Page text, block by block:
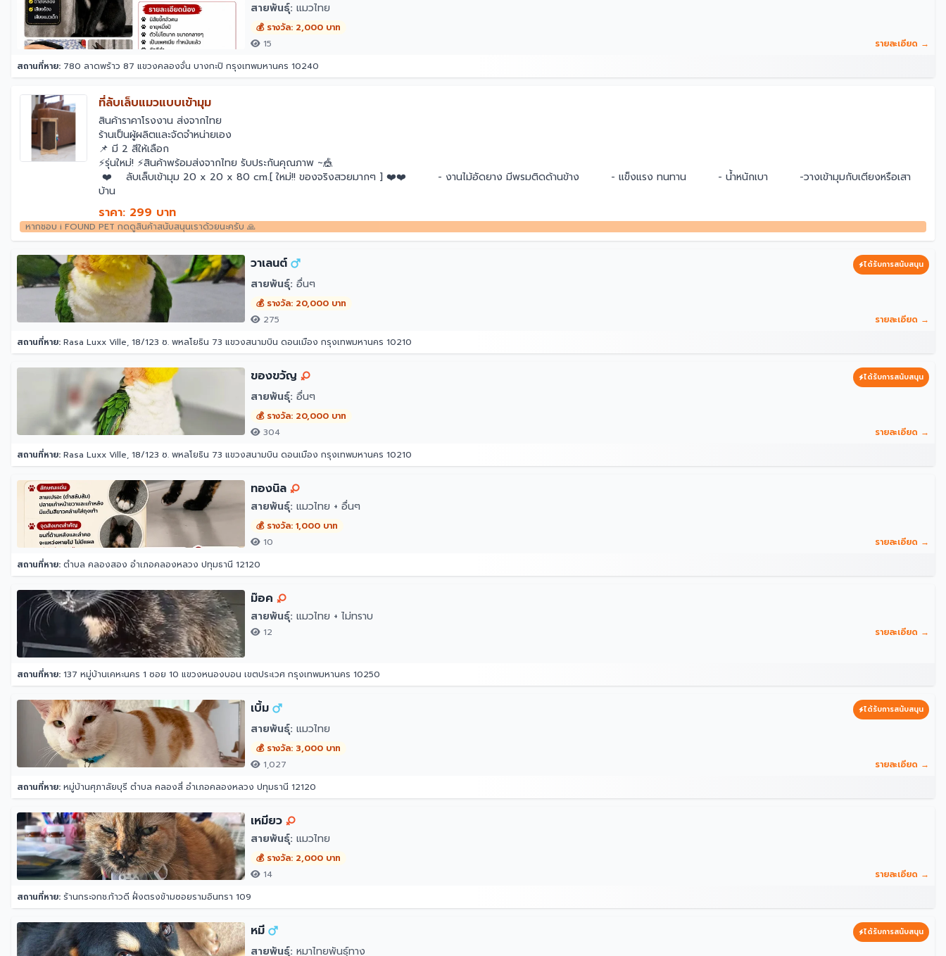
สายพันธุ์: แมวไทย
💰 รางวัล: 2,000 บาท
15
รายละเอียด →
สถานที่หาย: 780 ลาดพร้าว 87 แขวงคลองจั่น บางกะปิ กรุงเทพมหานคร 10240
ที่ลับเล็บแมวแบบเข้ามุม
สินค้าราคาโรงงาน ส่งจากไทย
ร้านเป็นผู้ผลิตและจัดจำหน่ายเอง
📌 มี 2 สีให้เลือก
⚡️รุ่นใหม่! ⚡️สินค้าพร้อมส่งจากไทย รับประกันคุณภาพ ~🎪
❤️ ลับเล็บเข้ามุม 20 x 20 x 80 cm.[ ใหม่!! ของจริงสวยมากๆ ] ❤️❤️ - งานไม้อัดยาง มีพรมติดด้านข้าง - แข็งแรง ทนทาน - น้ำหนักเบา -วางเข้ามุมกับเตียงหรือเสา
บ้าน
ราคา: 299 บาท
หากชอบ i FOUND PET กดดูสินค้าสนับสนุนเราด้วยนะครับ 🙏
วาเลนต์ ได้รับการสนับสนุน
สายพันธุ์: อื่นๆ
💰 รางวัล: 20,000 บาท
275
รายละเอียด →
สถานที่หาย: Rasa Luxx Ville, 18/123 ซ. พหลโยธิน 73 แขวงสนามบิน ดอนเมือง กรุงเทพมหานคร 10210
ของขวัญ ได้รับการสนับสนุน
สายพันธุ์: อื่นๆ
💰 รางวัล: 20,000 บาท
304
รายละเอียด →
สถานที่หาย: Rasa Luxx Ville, 18/123 ซ. พหลโยธิน 73 แขวงสนามบิน ดอนเมือง กรุงเทพมหานคร 10210
ทองนิล
สายพันธุ์: แมวไทย + อื่นๆ
💰 รางวัล: 1,000 บาท
10
รายละเอียด →
สถานที่หาย: ตำบล คลองสอง อำเภอคลองหลวง ปทุมธานี 12120
ม๊อค
สายพันธุ์: แมวไทย + ไม่ทราบ
12 รายละเอียด →
สถานที่หาย: 137 หมู่บ้านเคหะนคร 1 ซอย 10 แขวงหนองบอน เขตประเวศ กรุงเทพมหานคร 10250
เบิ้ม ได้รับการสนับสนุน
สายพันธุ์: แมวไทย
💰 รางวัล: 3,000 บาท
1,027
รายละเอียด →
สถานที่หาย: หมู่บ้านศุภาลัยบุรี ตำบล คลองสี่ อำเภอคลองหลวง ปทุมธานี 12120
เหมียว
สายพันธุ์: แมวไทย
💰 รางวัล: 2,000 บาท
14
รายละเอียด →
สถานที่หาย: ร้านกระจกช.ก้าวดี ฝั่งตรงข้ามซอยรามอินทรา 109
หมี ได้รับการสนับสนุน
สายพันธุ์: หมาไทยพันธุ์ทาง